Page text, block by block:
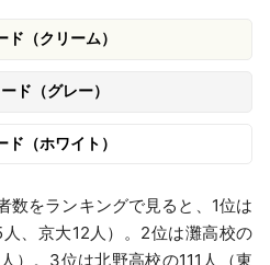
ド（クリーム）
ド（グレー）
ド（ホワイト）
数をランキングで見ると、1位は
、京大12人）。2位は灘高校の
）。3位は北野高校の111人（東